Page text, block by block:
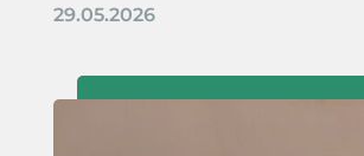
29.05.2026